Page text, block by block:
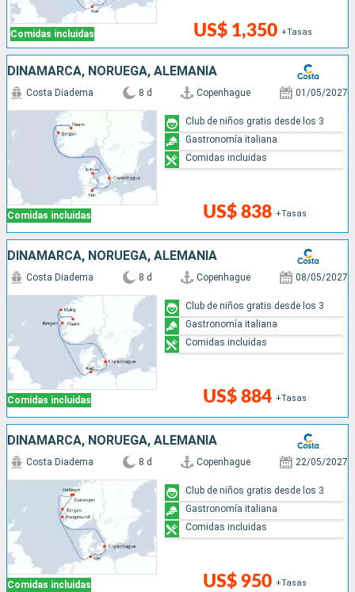
Comidas incluidas US$ 1,350 +Tasas
DINAMARCA, NORUEGA, ALEMANIA
Comidas incluidas
Costa Diadema 8 d Copenhague 01/05/2027
US$ 838 +Tasas
Club de niños gratis desde los 3
Gastronomía italiana
Comidas incluidas
DINAMARCA, NORUEGA, ALEMANIA
Comidas incluidas
Costa Diadema 8 d Copenhague 08/05/2027
US$ 884 +Tasas
Club de niños gratis desde los 3
Gastronomía italiana
Comidas incluidas
DINAMARCA, NORUEGA, ALEMANIA
Comidas incluidas
Costa Diadema 8 d Copenhague 22/05/2027
US$ 950 +Tasas
Club de niños gratis desde los 3
Gastronomía italiana
Comidas incluidas